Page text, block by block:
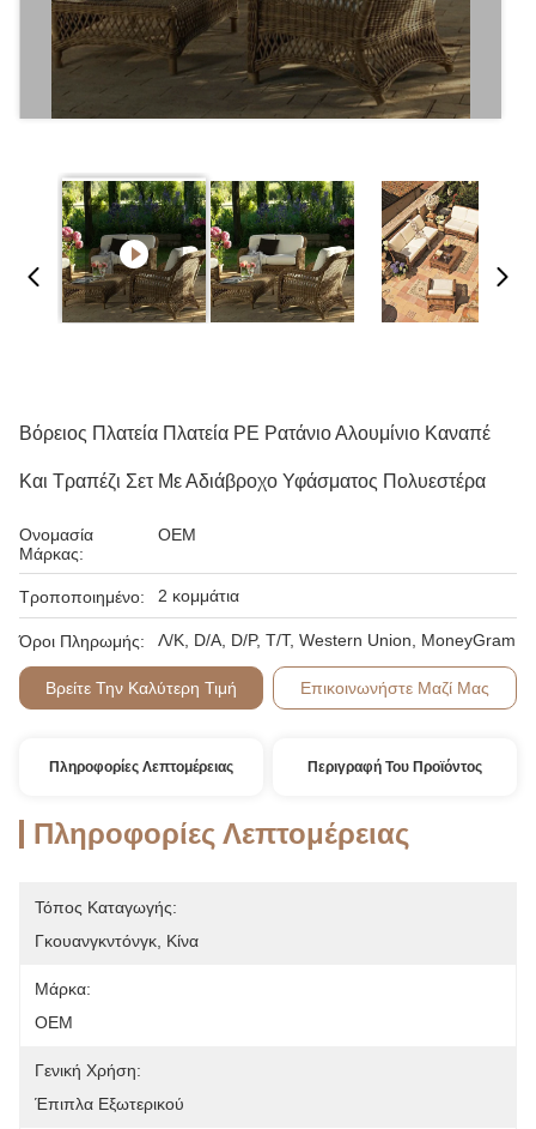
Βόρειος Πλατεία Πλατεία PE Ρατάνιο Αλουμίνιο Καναπέ
Και Τραπέζι Σετ Με Αδιάβροχο Υφάσματος Πολυεστέρα
Ονομασία
Μάρκας:
OEM
Τροποποιημένο: 2 κομμάτια
Όροι Πληρωμής: Λ/Κ, D/A, D/P, T/T, Western Union, MoneyGram
Βρείτε Την Καλύτερη Τιμή Επικοινωνήστε Μαζί Μας
Πληροφορίες Λεπτομέρειας Περιγραφή Του Προϊόντος
Πληροφορίες Λεπτομέρειας
Τόπος Καταγωγής:
Γκουανγκντόνγκ, Κίνα
Μάρκα:
OEM
Γενική Χρήση:
Έπιπλα Εξωτερικού